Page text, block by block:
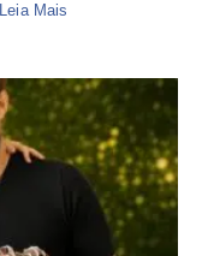
Leia Mais